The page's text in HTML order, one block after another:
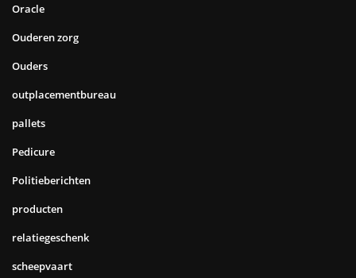
Oracle
Ouderen zorg
Ouders
outplacementbureau
pallets
Pedicure
Politieberichten
producten
relatiegeschenk
scheepvaart